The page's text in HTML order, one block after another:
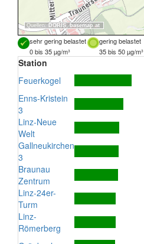
Quellen: DORIS, basemap.at
sehr gering belastet gering belastet
0 bis 35 µg/m³
35 bis 50 µg/m³
Station
Feuerkogel
Enns-Kristein
3
Linz-Neue
Welt
Gallneukirchen
3
Braunau
Zentrum
Linz-24er-
Turm
Linz-
Römerberg